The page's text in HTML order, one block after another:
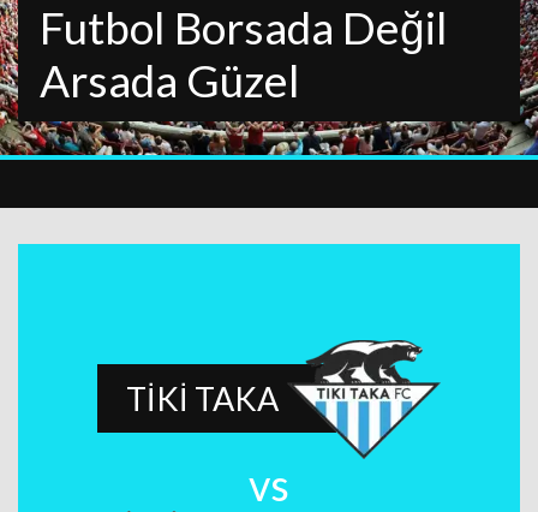
Futbol Borsada Değil
Arsada Güzel
TİKİ TAKA
vs